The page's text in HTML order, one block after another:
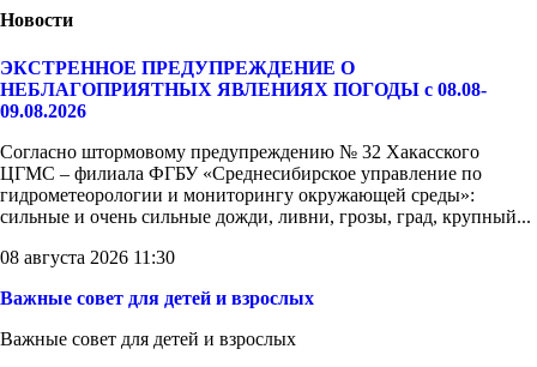
Новости
ЭКСТРЕННОЕ ПРЕДУПРЕЖДЕНИЕ О
НЕБЛАГОПРИЯТНЫХ ЯВЛЕНИЯХ ПОГОДЫ с 08.08-
09.08.2026
Согласно штормовому предупреждению № 32 Хакасского
ЦГМС – филиала ФГБУ «Среднесибирское управление по
гидрометеорологии и мониторингу окружающей среды»:
сильные и очень сильные дожди, ливни, грозы, град, крупный...
08 августа 2026 11:30
Важные совет для детей и взрослых
Важные совет для детей и взрослых